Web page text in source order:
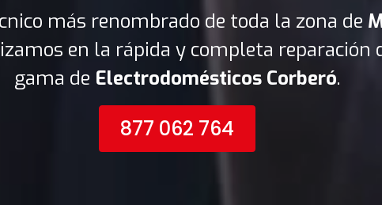
más renombrado de toda la zona de
en la rápida y completa reparación
gama de Electrodomésticos Corberó.
877 062 764